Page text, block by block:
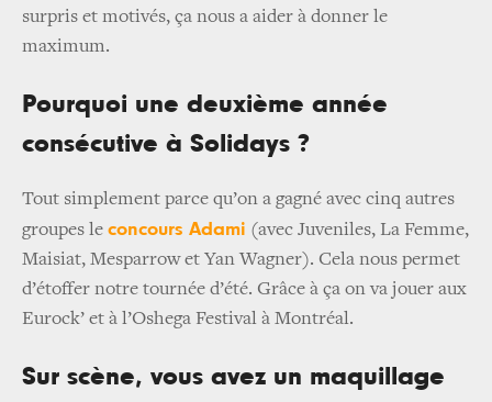
surpris et motivés, ça nous a aider à donner le
maximum.
Pourquoi une deuxième année
consécutive à Solidays ?
Tout simplement parce qu’on a gagné avec cinq autres
groupes le concours Adami (avec Juveniles, La Femme,
Maisiat, Mesparrow et Yan Wagner). Cela nous permet
d’étoffer notre tournée d’été. Grâce à ça on va jouer aux
Eurock’ et à l’Oshega Festival à Montréal.
Sur scène, vous avez un maquillage